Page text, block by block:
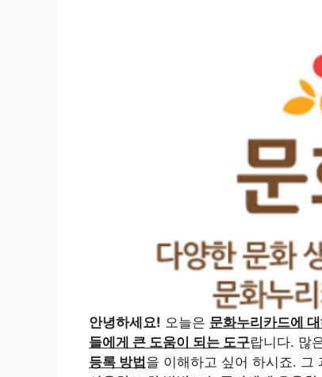
안녕하세요! 오늘은 문화누리카드에
들에게 큰 도움이 되는 도구랍니다. 많
등록 방법 을 이해하고 싶어 하시죠. 그